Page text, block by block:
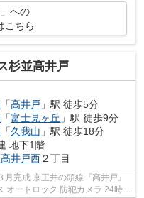
への
こちら
杉並高井戸
「高井戸 」駅 徒歩5分
「富士見ヶ丘 」駅 徒歩9分
「久我山 」駅 徒歩18分
地下1階
高井戸西２丁目